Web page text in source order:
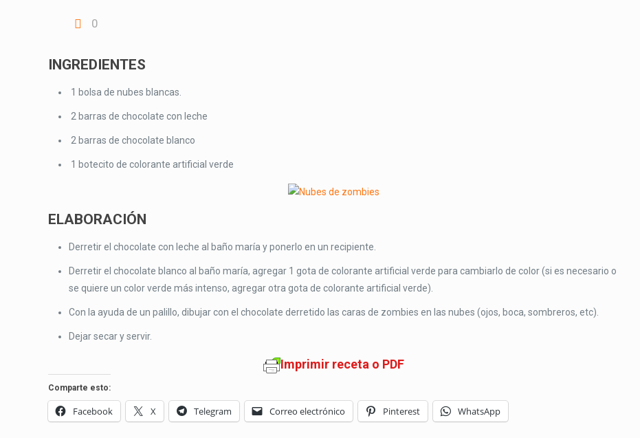
0
INGREDIENTES
1 bolsa de nubes blancas.
2 barras de chocolate con leche
2 barras de chocolate blanco
1 botecito de colorante artificial verde
ELABORACIÓN
Derretir el chocolate con leche al baño maría y ponerlo en un recipiente.
Derretir el chocolate blanco al baño maría, agregar 1 gota de colorante artificial verde para cambiarlo de color (si es necesario o
se quiere un color verde más intenso, agregar otra gota de colorante artificial verde).
Con la ayuda de un palillo, dibujar con el chocolate derretido las caras de zombies en las nubes (ojos, boca, sombreros, etc).
Dejar secar y servir.
Imprimir receta o PDF
Comparte esto:
Facebook X Telegram Correo electrónico Pinterest WhatsApp